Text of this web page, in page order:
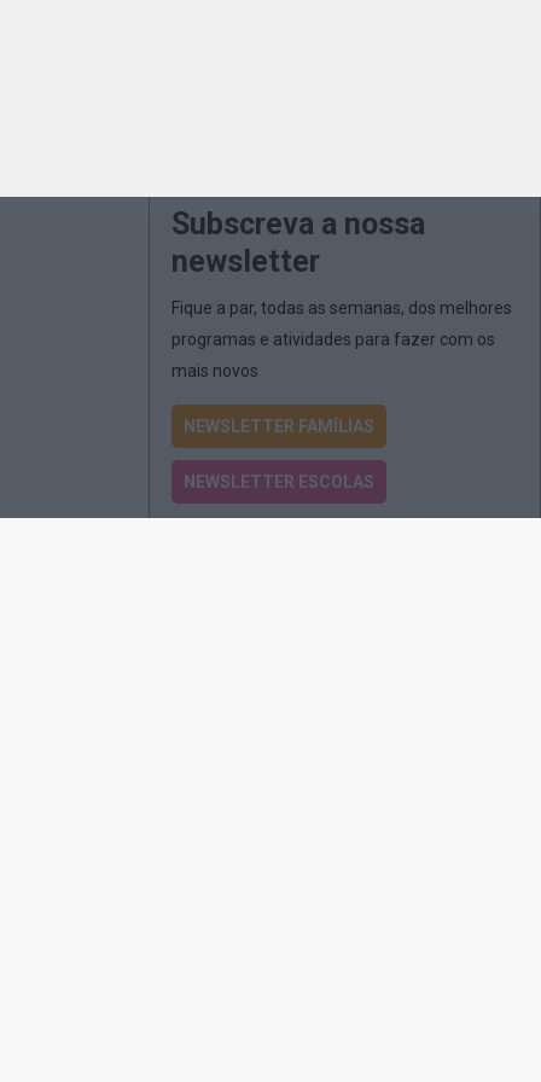
Subscreva a nossa
newsletter
Fique a par, todas as semanas, dos melhores
programas e atividades para fazer com os
mais novos
NEWSLETTER FAMÍLIAS
NEWSLETTER ESCOLAS